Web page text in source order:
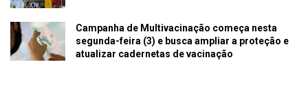
Campanha de Multivacinação começa nesta
segunda-feira (3) e busca ampliar a proteção e
atualizar cadernetas de vacinação